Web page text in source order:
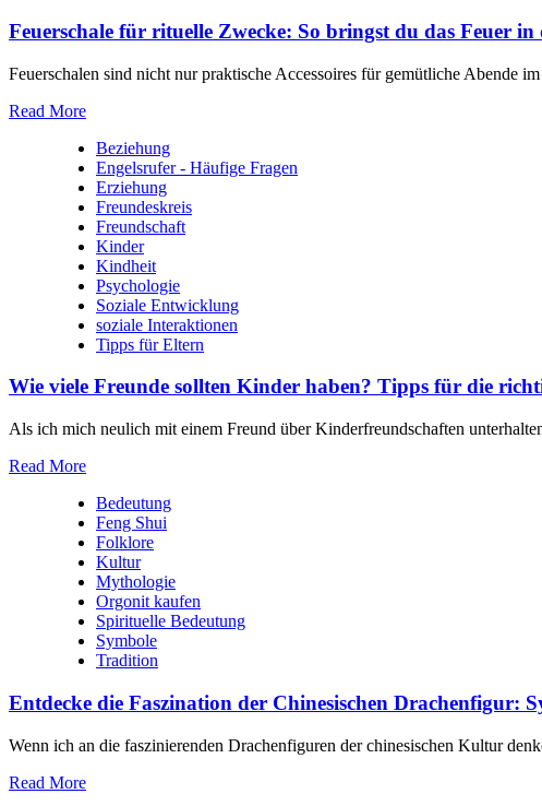
Feuerschale für rituelle Zwecke: So bringst du das Feuer in
Feuerschalen sind nicht nur praktische Accessoires für gemütliche Abende
Read More
Beziehung
Engelsrufer - Häufige Fragen
Erziehung
Freundeskreis
Freundschaft
Kinder
Kindheit
Psychologie
Soziale Entwicklung
soziale Interaktionen
Tipps für Eltern
Wie viele Freunde sollten Kinder haben? Tipps für die
Als‍ ich mich neulich⁣ mit einem Freund⁣ über Kinderfreundschaften
Read More
Bedeutung
Feng Shui
Folklore
Kultur
Mythologie
Orgonit kaufen
Spirituelle Bedeutung
Symbole
Tradition
Entdecke die Faszination der Chinesischen Drachenfigur:
Wenn ich an die faszinierenden Drachenfiguren der chinesischen Kultur
Read More